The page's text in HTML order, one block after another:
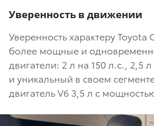
Уверенность в движении
Уверенность характеру
более мощные и
двигатели: 2 л на 150 л.с., 2,5
и уникальный в своем
двигательV6 3,5 л с